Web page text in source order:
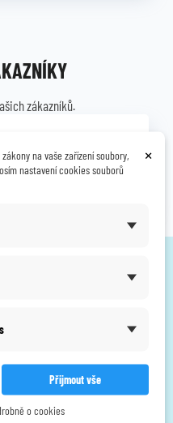
zákazníků.
×
na vaše zařízení soubory,
nastavení cookies souborů
Přijmout vše
o cookies